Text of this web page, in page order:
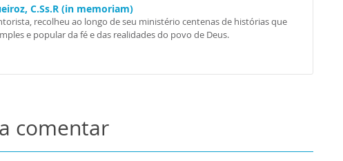
C.Ss.R (in memoriam)
recolheu ao longo de seu ministério centenas de histórias que
e popular da fé e das realidades do povo de Deus.
comentar